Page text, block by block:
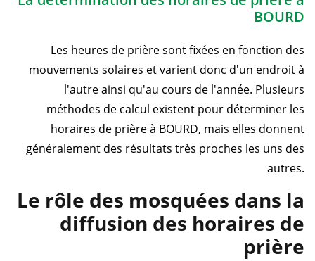
BOURD
Les heures de prière sont fixées en fonction des
mouvements solaires et varient donc d'un endroit à
l'autre ainsi qu'au cours de l'année. Plusieurs
méthodes de calcul existent pour déterminer les
horaires de prière à BOURD, mais elles donnent
généralement des résultats très proches les uns des
autres.
Le rôle des mosquées dans la
diffusion des horaires de
prière